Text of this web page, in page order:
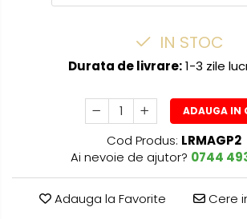
IN STOC
Durata de livrare:1-3 zile
ADAUGA IN
Cod Produs: LRMAGP2
Ai nevoie de ajutor? 0744
Adauga la Favorite Cere